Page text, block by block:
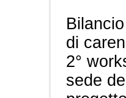
di
2°
sede